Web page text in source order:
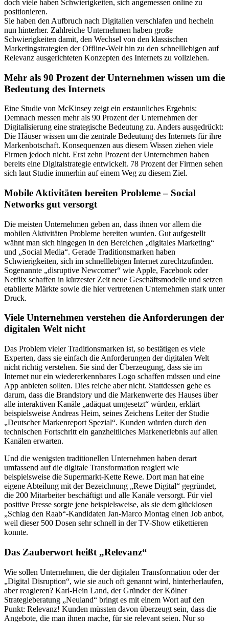
doch viele haben Schwierigkeiten, sich angemessen online zu
positionieren.
Sie haben den Aufbruch nach Digitalien verschlafen und hecheln
nun hinterher. Zahlreiche Unternehmen haben große
Schwierigkeiten damit, den Wechsel von den klassischen
Marketingstrategien der Offline-Welt hin zu den schnelllebigen auf
Relevanz ausgerichteten Konzepten des Internets zu vollziehen.
Mehr als 90 Prozent der Unternehmen wissen um die
Bedeutung des Internets
Eine Studie von McKinsey zeigt ein erstaunliches Ergebnis:
Demnach messen mehr als 90 Prozent der Unternehmen der
Digitalisierung eine strategische Bedeutung zu. Anders ausgedrückt:
Die Häuser wissen um die zentrale Bedeutung des Internets für ihre
Markenbotschaft. Konsequenzen aus diesem Wissen ziehen viele
Firmen jedoch nicht. Erst zehn Prozent der Unternehmen haben
bereits eine Digitalstrategie entwickelt. 78 Prozent der Firmen sehen
sich laut Studie immerhin auf einem Weg zu diesem Ziel.
Mobile Aktivitäten bereiten Probleme – Social
Networks gut versorgt
Die meisten Unternehmen geben an, dass ihnen vor allem die
mobilen Aktivitäten Probleme bereiten wurden. Gut aufgestellt
wähnt man sich hingegen in den Bereichen „digitales Marketing“
und „Social Media“. Gerade Traditionsmarken haben
Schwierigkeiten, sich im schnelllebigen Internet zurechtzufinden.
Sogenannte „disruptive Newcomer“ wie Apple, Facebook oder
Netflix schaffen in kürzester Zeit neue Geschäftsmodelle und setzen
etablierte Märkte sowie die hier vertretenen Unternehmen stark unter
Druck.
Viele Unternehmen verstehen die Anforderungen der
digitalen Welt nicht
Das Problem vieler Traditionsmarken ist, so bestätigen es viele
Experten, dass sie einfach die Anforderungen der digitalen Welt
nicht richtig verstehen. Sie sind der Überzeugung, dass sie im
Internet nur ein wiedererkennbares Logo schaffen müssen und eine
App anbieten sollten. Dies reiche aber nicht. Stattdessen gehe es
darum, dass die Brandstory und die Markenwerte des Hauses über
alle interaktiven Kanäle „adäquat umgesetzt“ würden, erklärt
beispielsweise Andreas Heim, seines Zeichens Leiter der Studie
„Deutscher Markenreport Spezial“. Kunden würden durch den
technischen Fortschritt ein ganzheitliches Markenerlebnis auf allen
Kanälen erwarten.
Und die wenigsten traditionellen Unternehmen haben derart
umfassend auf die digitale Transformation reagiert wie
beispielsweise die Supermarkt-Kette Rewe. Dort man hat eine
eigene Abteilung mit der Bezeichnung „Rewe Digital“ gegründet,
die 200 Mitarbeiter beschäftigt und alle Kanäle versorgt. Für viel
positive Presse sorgte jene beispielsweise, als sie dem glücklosen
„Schlag den Raab“-Kandidaten Jan-Marco Montag einen Job anbot,
weil dieser 500 Dosen sehr schnell in der TV-Show etikettieren
konnte.
Das Zauberwort heißt „Relevanz“
Wie sollen Unternehmen, die der digitalen Transformation oder der
„Digital Disruption“, wie sie auch oft genannt wird, hinterherlaufen,
aber reagieren? Karl-Hein Land, der Gründer der Kölner
Strategieberatung „Neuland“ bringt es mit einem Wort auf den
Punkt: Relevanz! Kunden müssten davon überzeugt sein, dass die
Angebote, die man ihnen mache, für sie relevant seien. Nur so